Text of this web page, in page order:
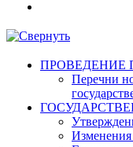
ПРОВЕДЕНИЕ
Перечни
Изменения